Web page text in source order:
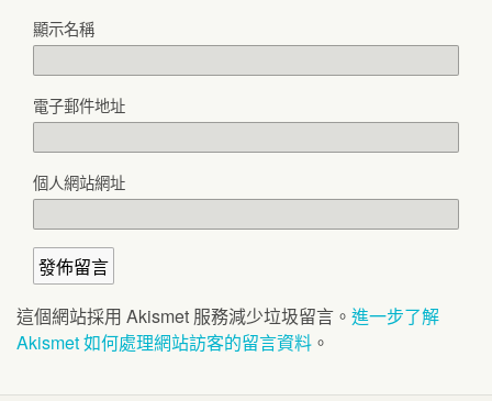
顯示名稱
電子郵件地址
個人網站網址
這個網站採用 Akismet 服務減少垃圾留言。 進一步了解
Akismet 如何處理網站訪客的留言資料 。